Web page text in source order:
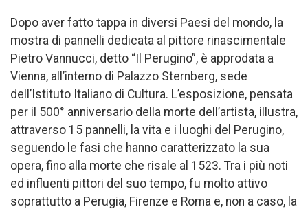
Dopo aver fatto tappa in diversi Paesi del mondo, la
mostra di pannelli dedicata al pittore rinascimentale
Pietro Vannucci, detto “Il Perugino”, è approdata a
Vienna, all’interno di Palazzo Sternberg, sede
dell’Istituto Italiano di Cultura. L’esposizione, pensata
per il 500° anniversario della morte dell’artista, illustra,
attraverso 15 pannelli, la vita e i luoghi del Perugino,
seguendo le fasi che hanno caratterizzato la sua
opera, fino alla morte che risale al 1523. Tra i più noti
ed influenti pittori del suo tempo, fu molto attivo
soprattutto a Perugia, Firenze e Roma e, non a caso, la